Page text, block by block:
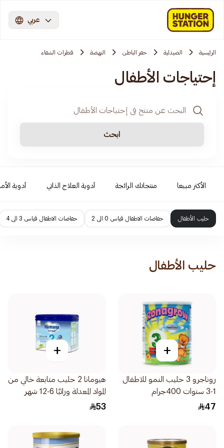
عربي
الرئيسية الصيدلية حفر الباطن النهضة قطرات الشفاء
إحتياجات الأطفال
ابحث
الأكثر مبيعا منتجاتك الرائجة أدوية العلاج الذاتي أدوية
حليب الأطفال حفاضات الاطفال قياس 0 الى 2 حفاضات الاطفال قياس 3 الى 4
حليب الأطفال
+
روناجرو 3 حليب النمو للاطفال
1-3 سنوات 400جرام
47
+
هيومانا 2 حليب متابعة خالي من
المواد المعدلة وراثيًا 6-12 شهر
400جرام
53